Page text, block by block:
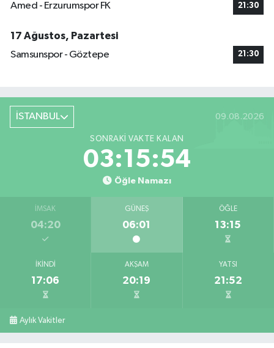
Amed - Erzurumspor FK 21:30
17 Ağustos, Pazartesi
Samsunspor - Göztepe
21:30
İSTANBUL 09.08.2026
SONRAKI VAKTE KALAN
03:15:53
Öğle Namazı
İMSAK
04:20
GÜNEŞ
06:01
ÖĞLE
13:15
İKINDI
17:06
AKŞAM
20:19
YATSI
21:52
Aylık Vakitler